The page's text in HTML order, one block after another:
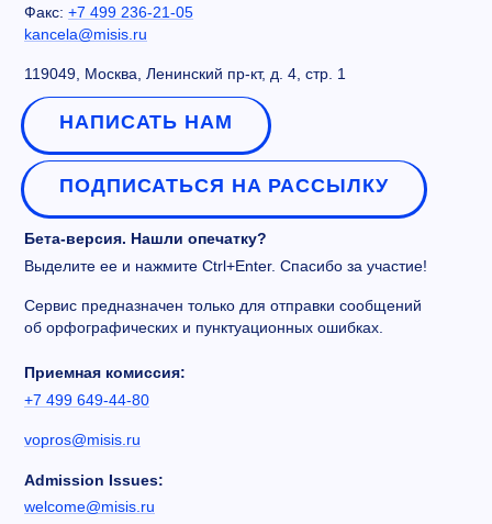
Факс: +7 499 236-21-05
kancela@misis.ru
119049, Москва, Ленинский пр-кт, д. 4, стр. 1
НАПИСАТЬ НАМ
ПОДПИСАТЬСЯ НА РАССЫЛКУ
Бета-версия. Нашли опечатку?
Выделите ее и нажмите Ctrl+Enter. Спасибо за участие!
Сервис предназначен только для отправки сообщений
об орфографических и пунктуационных ошибках.
Приемная комиссия:
+7 499 649-44-80
vopros@misis.ru
Admission Issues:
welcome@misis.ru